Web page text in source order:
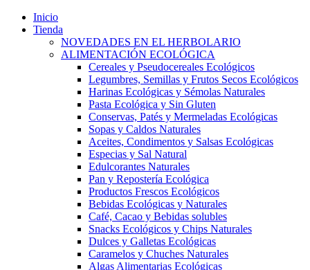
Inicio
Tienda
NOVEDADES EN EL HERBOLARIO
ALIMENTACIÓN ECOLÓGICA
Cereales y Pseudocereales Ecológicos
Legumbres, Semillas y Frutos Secos Ecológicos
Harinas Ecológicas y Sémolas Naturales
Pasta Ecológica y Sin Gluten
Conservas, Patés y Mermeladas Ecológicas
Sopas y Caldos Naturales
Aceites, Condimentos y Salsas Ecológicas
Especias y Sal Natural
Edulcorantes Naturales
Pan y Repostería Ecológica
Productos Frescos Ecológicos
Bebidas Ecológicas y Naturales
Café, Cacao y Bebidas solubles
Snacks Ecológicos y Chips Naturales
Dulces y Galletas Ecológicas
Caramelos y Chuches Naturales
Algas Alimentarias Ecológicas